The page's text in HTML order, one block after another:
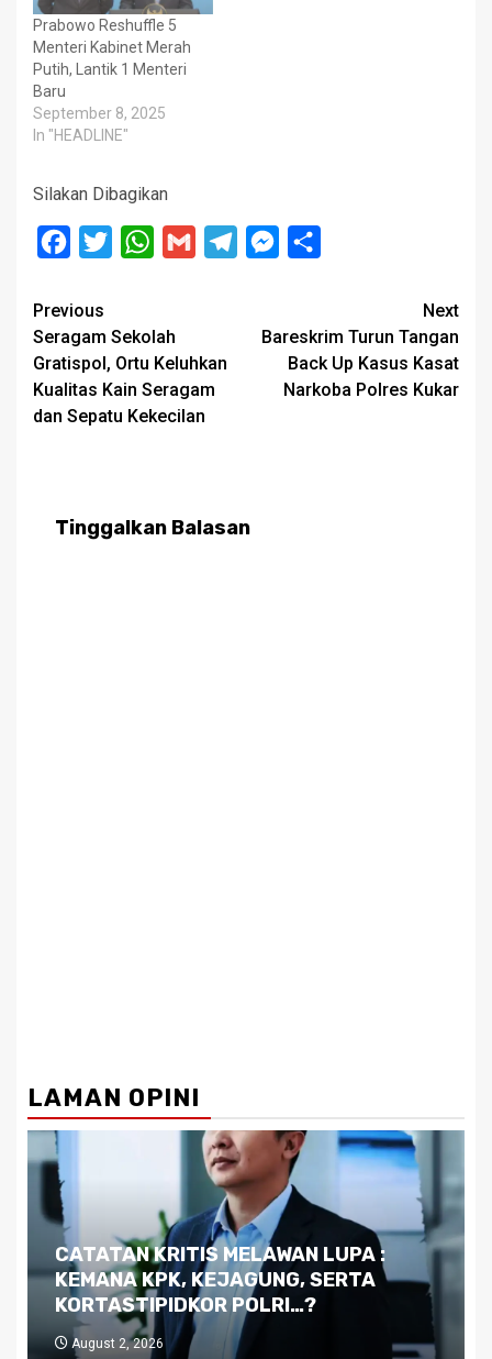
Prabowo Reshuffle 5
Menteri Kabinet Merah
Putih, Lantik 1 Menteri
Baru
September 8, 2025
In "HEADLINE"
Silakan Dibagikan
Facebook
Twitter WhatsApp
Gmail TelegramMessenger
Post
navigation
Previous
Seragam Sekolah
Gratispol, Ortu Keluhkan
Kualitas Kain Seragam
dan Sepatu Kekecilan
Next
Bareskrim Turun Tangan
Back Up Kasus Kasat
Narkoba Polres Kukar
Tinggalkan Balasan
LAMAN OPINI
Dilema Kaltim di Tengah Krisis:
Kutukan Sumber Daya Alam dan
Pemimpin yang Tak Kreatif
July 29, 2026